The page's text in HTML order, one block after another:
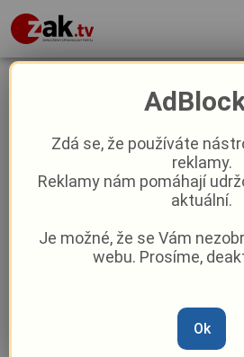
Nepovedený start do
Vedení hokejové
Řešíme všechny
Sport
Josef Krebs–3. 10. 2023|07:47
Zdá se, že používáte
reklamy.
Reklamy nám pomáhají
aktuální.
Je možné, že se Vám
webu. Prosíme,
Ok